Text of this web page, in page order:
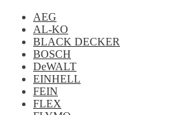
AEG
AL-KO
BLACK DECKER
BOSCH
DeWALT
EINHELL
FEIN
FLEX